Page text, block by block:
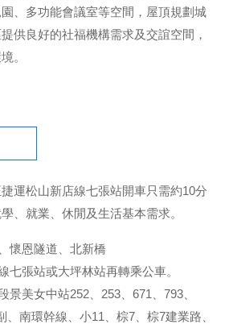
、多功能會議室等空間，屋頂規劃城
供良好的社福機構需求及交誼空間，
。
運松山新店線七張站開車只需約10分
、就業、休閒及生活基本需求。
懷恩隧道、北新橋
七張站或大坪林站再轉乘公車。
景美女中站252、253、671、793、
、南環幹線、小11、棕7、棕7建業路、